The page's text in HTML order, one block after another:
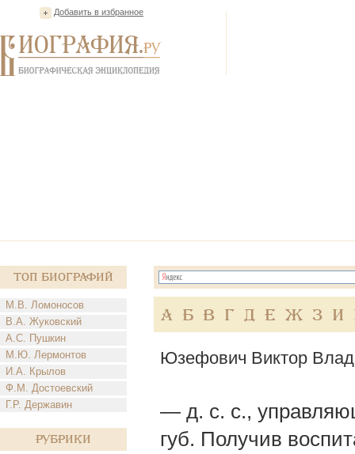
Добавить в избранное
Топ Биографий
М.В. Ломоносов
В.А. Жуковский
А.С. Пушкин
М.Ю. Лермонтов
И.А. Крылов
Ф.М. Достоевский
Г.Р. Державин
Рубрики
А Б В Г Д Е Ж З И
Юзефович Виктор
— д. с. с.,
губ. Получив